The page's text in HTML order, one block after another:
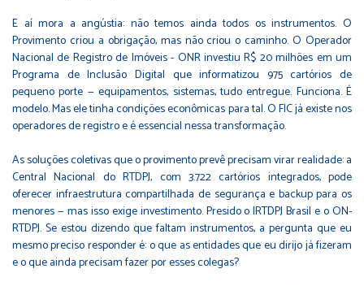
E aí mora a angústia: não temos ainda todos os instrumentos. O
Provimento criou a obrigação, mas não criou o caminho. O Operador
Nacional de Registro de Imóveis - ONR investiu R$ 20 milhões em um
Programa de Inclusão Digital que informatizou 975 cartórios de
pequeno porte — equipamentos, sistemas, tudo entregue. Funciona. É
modelo. Mas ele tinha condições econômicas para tal. O FIC já existe nos
operadores de registro e é essencial nessa transformação.
As soluções coletivas que o provimento prevê precisam virar realidade: a
Central Nacional do RTDPJ, com 3.722 cartórios integrados, pode
oferecer infraestrutura compartilhada de segurança e backup para os
menores — mas isso exige investimento. Presido o IRTDPJ Brasil e o ON-
RTDPJ. Se estou dizendo que faltam instrumentos, a pergunta que eu
mesmo preciso responder é: o que as entidades que eu dirijo já fizeram
e o que ainda precisam fazer por esses colegas?